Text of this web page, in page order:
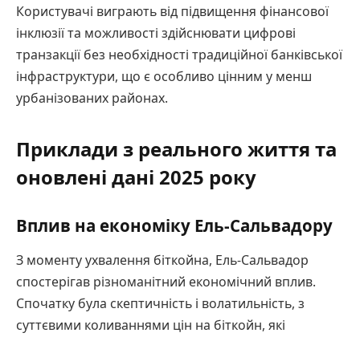
Користувачі виграють від підвищення фінансової
інклюзії та можливості здійснювати цифрові
транзакції без необхідності традиційної банківської
інфраструктури, що є особливо цінним у менш
урбанізованих районах.
Приклади з реального життя та
оновлені дані 2025 року
Вплив на економіку Ель-Сальвадору
З моменту ухвалення біткойна, Ель-Сальвадор
спостерігав різноманітний економічний вплив.
Спочатку була скептичність і волатильність, з
суттєвими коливаннями цін на біткойн, які